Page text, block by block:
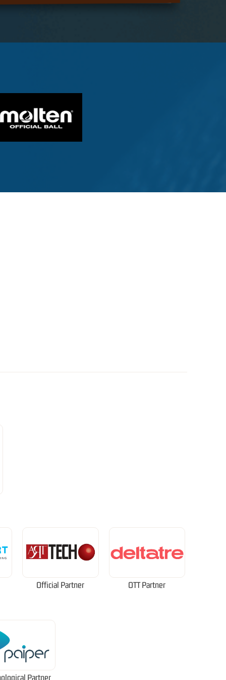
Official Partner OTT Partner
Partner